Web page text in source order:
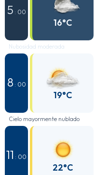
5 : 00
16°C
Nubosidad moderada
8 : 00
19°C
Cielo mayormente nublado
11 : 00
22°C